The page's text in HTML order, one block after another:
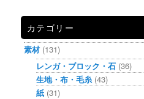
カテゴリー
素材 (131)
レンガ・ブロック・石 (36)
生地・布・毛糸(43)
紙 (31)